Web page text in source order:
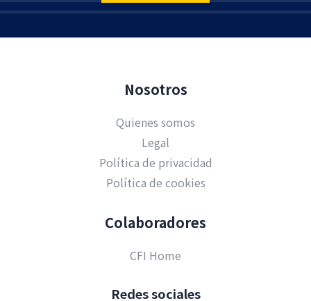
Nosotros
Quienes somos
Legal
Política de privacidad
Política de cookies
Colaboradores
CFI Home
Redes sociales